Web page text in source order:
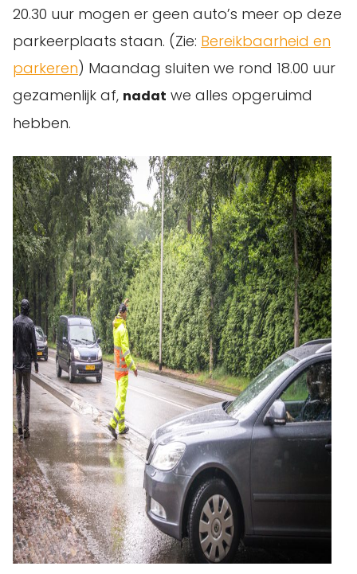
20.30 uur mogen er geen auto’s meer op deze
parkeerplaats staan. (Zie: Bereikbaarheid en
parkeren) Maandag sluiten we rond 18.00 uur
gezamenlijk af, nadat we alles opgeruimd
hebben.